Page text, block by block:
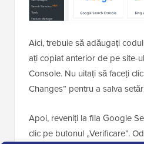
Aici, trebuie să adăugați
ați copiat anterior de pe site-
Console. Nu uitați să faceți
Changes” pentru a salva
Apoi, reveniți la fila Google
clic pe butonul „Verificare”.